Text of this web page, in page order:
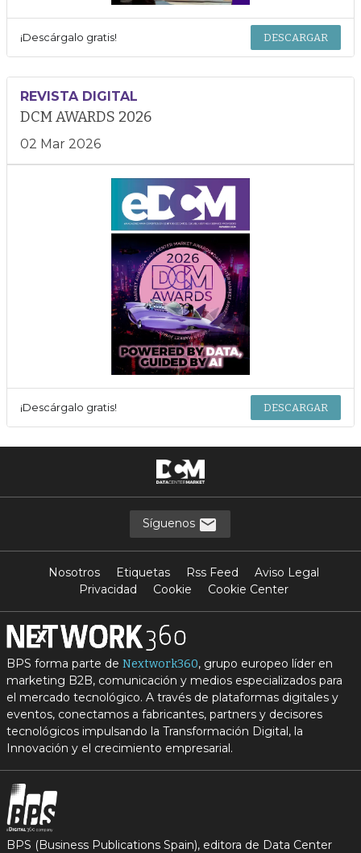
¡Descárgalo gratis! DESCARGAR
REVISTA DIGITAL
DCM AWARDS 2026
02 Mar 2026
¡Descárgalo gratis! DESCARGAR
Síguenos
Nosotros Etiquetas Rss Feed
Aviso Legal
Privacidad
Cookie Cookie Center
BPS forma parte de Nextwork360, grupo europeo líder en
marketing B2B, comunicación y medios especializados para
el mercado tecnológico. A través de plataformas digitales y
eventos, conectamos a fabricantes, partners y decisores
tecnológicos impulsando la Transformación Digital, la
Innovación y el crecimiento empresarial.
BPS (Business Publications Spain), editora de Data Center